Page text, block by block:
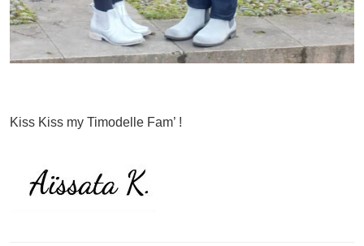
Kiss Kiss my Timodelle Fam’ !